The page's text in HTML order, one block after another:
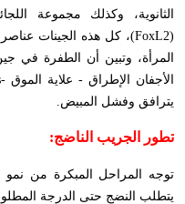
الثانوية، وكذلك مجموعة
(
FoxL2)، كل هذه الجينات
المرأة، وتبين أن الطفرة في
الأجفان الإطراق - علاية الموق -
يترافق وفشل المبيض.
تطور الجريب الناضج:
توجه المراحل المبكرة من
يتطلب النضج حتى الدرجة